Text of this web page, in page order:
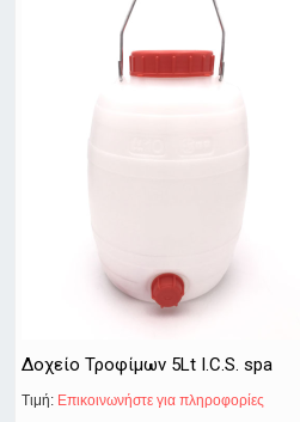
Δοχείο Τροφίμων 5Lt I.C.S. spa
Τιμή: Eπικοινωνήστε για πληροφορίες